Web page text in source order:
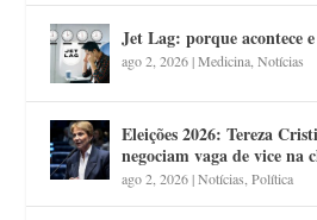
Jet Lag: porque acontece
ago 2, 2026|Medicina ,Notícias
Eleições 2026: Tereza
negociam vaga de vice na
ago 2, 2026|Notícias ,Política